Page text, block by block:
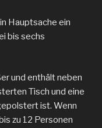
Hauptsache ein
bis sechs
und enthält neben
Tisch und eine
ist. Wenn
zu 12 Personen